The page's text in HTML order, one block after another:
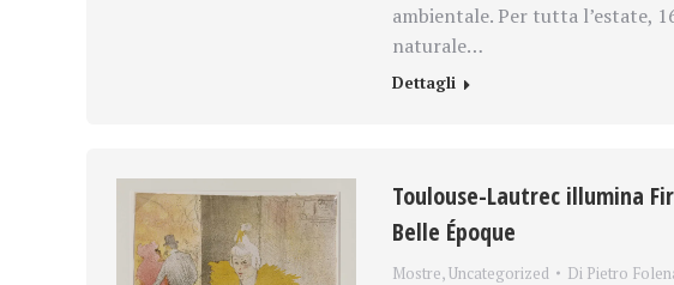
ambientale. Per tutta l’estate,
naturale…
Dettagli
Toulouse-Lautrec illumina
Belle Époque
Mostre,Uncategorized Di Pietro